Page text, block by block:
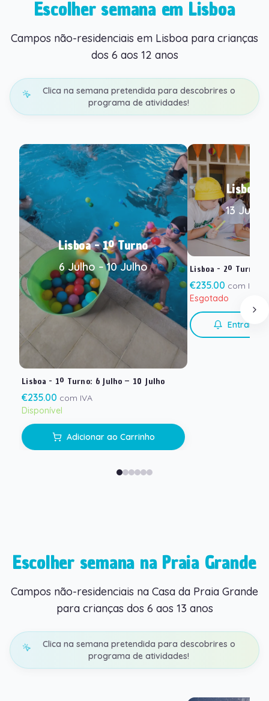
Escolher semana em Lisboa
Campos não-residenciais em Lisboa para crianças
dos 6 aos 12 anos
Clica na semana pretendida para descobrires o
programa de atividades!
Lisboa - 1º Turno
6 Julho – 10 Julho
Lisboa - 1º Turno: 6 Julho – 10 Julho
€235.00 com IVA
Disponível
Adicionar ao Carrinho
Lisboa
13 Julho
Lisboa - 2º Turno
€235.00 com IVA
Esgotado
Entrar na
Escolher semana na Praia Grande
Campos não-residenciais na Casa da Praia Grande
para crianças dos 6 aos 13 anos
Clica na semana pretendida para descobrires o
programa de atividades!